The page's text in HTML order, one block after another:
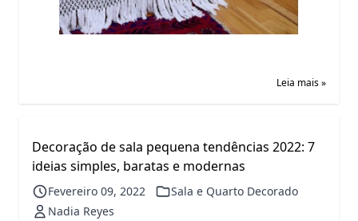
Leia mais »
Decoração de sala pequena tendências 2022: 7
ideias simples, baratas e modernas
Fevereiro 09, 2022
Sala e Quarto Decorado
Nadia Reyes